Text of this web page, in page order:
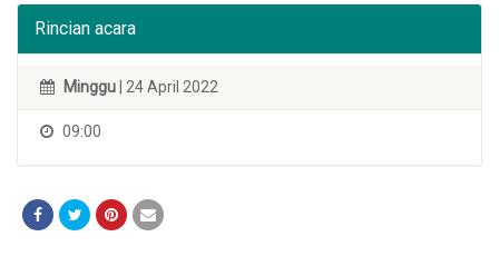
Rincian acara
Minggu | 24 April 2022
09:00